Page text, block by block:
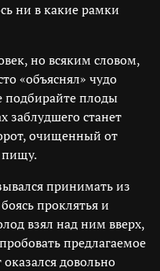
ни в какие рамки
но всяким словом,
«объяснял» чудо
подбирайте плоды
заблудшего станет
очищенный от
пищу.
принимать из
проклятья и
взял над ним вверх,
предлагаемое
довольно